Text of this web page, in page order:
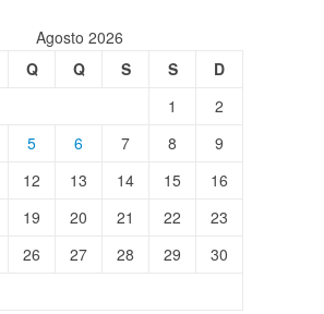
Agosto 2026
Q Q S S
D
1
2
5 6 7 8
9
12 13 14 15
16
19 20 21 22
23
26 27 28 29
30